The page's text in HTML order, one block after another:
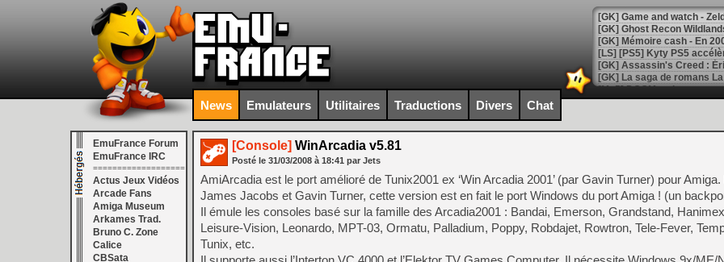
[Mo5] DOOM arrive en
[GK] Bethesda fête les 30
[GK] Roblox : l'action en
[GK] Agenda - GeForce
[GK] Devolver Digital en a
[LS] [PS5] ps5-y2jb-
[GK] Pourquoi Marvel
[GK] Test : Restory : Chill
[GK] GTA 6 : Rockstar
[GK] Hot Wheels Infinite
News Emulateurs Utilitaires Traductions Divers Chat
EmuFrance Forum
EmuFrance IRC
===================
Actus Jeux Vidéos
Arcade Fans
Amiga Museum
Arkames Trad.
Bruno C. Zone
Calice
CBSata
[Console] WinArcadia v5.81
Posté le 31/03/2008 à 18:41 par Jets
AmiArcadia est le port amélioré de Tunix2001 ex ‘Win Arcadia 2001’ (par Gavin Turner) pour
James Jacobs et Gavin Turner, cette version est en fait le port Windows du port Amiga ! (un
Il émule les consoles basé sur la famille des Arcadia2001 : Bandai, Emerson, Grandstand,
Leisure-Vision, Leonardo, MPT-03, Ormatu, Palladium, Poppy, Robdajet, Rowtron, Tele-Fever,
Tunix, etc.